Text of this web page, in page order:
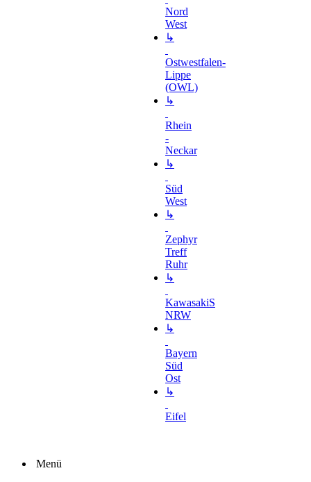
Nord
West
↳
Ostwestfalen-
Lippe
(OWL)
↳
Rhein
-
Neckar
↳
Süd
West
↳
Zephyr
Treff
Ruhr
↳
KawasakiS
NRW
↳
Bayern
Süd
Ost
↳
Eifel
Menü